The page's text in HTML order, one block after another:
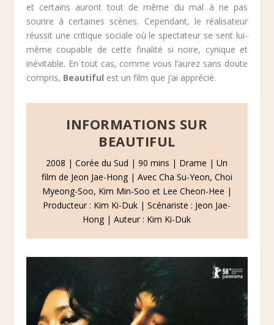
et certains auront tout de même du mal à ne pas
sourire à certaines scènes. Cependant, le réalisateur
réussit une critique sociale où le spectateur se sent lui-
même coupable de cette finalité si noire, cynique et
inévitable. En tout cas, comme vous l’aurez sans doute
compris, Beautiful est un film que j’ai apprécié.
INFORMATIONS SUR
BEAUTIFUL
2008 | Corée du Sud | 90 mins | Drame | Un
film de Jeon Jae-Hong | Avec Cha Su-Yeon, Choi
Myeong-Soo, Kim Min-Soo et Lee Cheon-Hee |
Producteur : Kim Ki-Duk | Scénariste : Jeon Jae-
Hong | Auteur : Kim Ki-Duk